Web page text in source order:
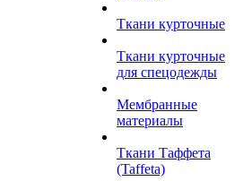
Ткани курточные
Ткани курточные
для спецодежды
Мембранные
материалы
Ткани Таффета
(Taffeta)